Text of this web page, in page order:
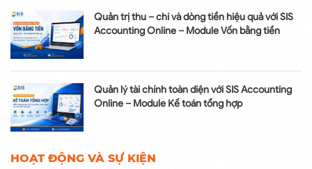
Quản trị thu – chi và dòng tiền hiệu quả với SIS
Accounting Online – Module Vốn bằng tiền
Quản lý tài chính toàn diện với SIS Accounting
Online – Module Kế toán tổng hợp
HOẠT ĐỘNG VÀ SỰ KIỆN